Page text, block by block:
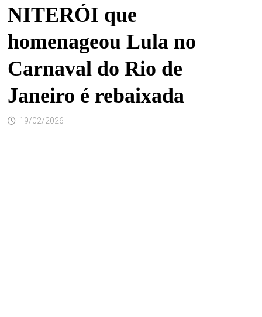
NITERÓI que
homenageou Lula no
Carnaval do Rio de
Janeiro é rebaixada
19/02/2026